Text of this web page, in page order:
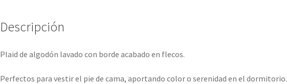
Descripción
Plaid de algodón lavado con borde acabado en flecos.
Perfectos para vestir el pie de cama, aportando color o serenidad en el dormitorio.